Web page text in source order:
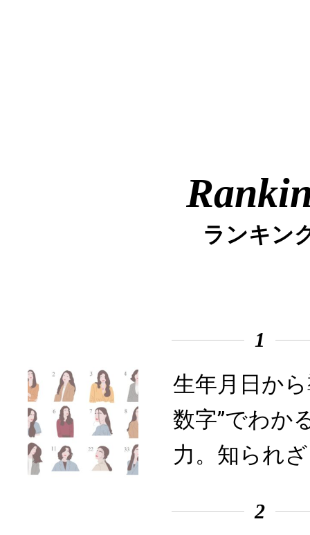
ランキン
1
生年月日か
数字”でわか
力。知られ
2